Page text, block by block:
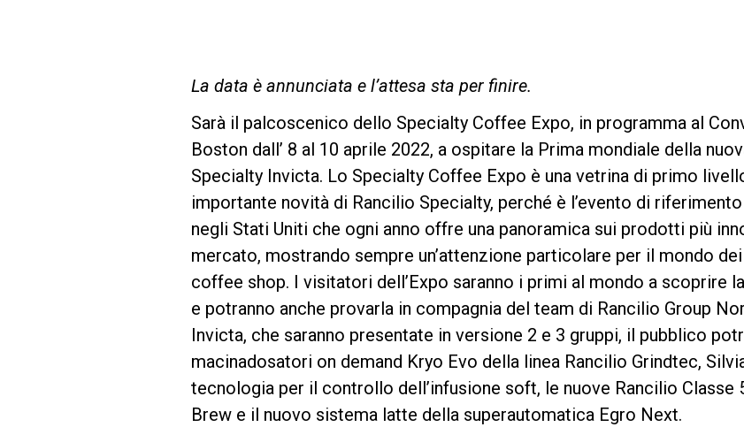
La data è annunciata e l’attesa sta per finire.
Sarà il palcoscenico dello Specialty Coffee Expo, in programma al
Boston dall’ 8 al 10 aprile 2022, a ospitare la Prima mondiale della
Specialty Invicta. Lo Specialty Coffee Expo è una vetrina di primo
importante novità di Rancilio Specialty, perché è l’evento di
negli Stati Uniti che ogni anno offre una panoramica sui prodotti più
mercato, mostrando sempre un’attenzione particolare per il mondo
coffee shop. I visitatori dell’Expo saranno i primi al mondo a scoprire
e potranno anche provarla in compagnia del team di Rancilio Group
Invicta, che saranno presentate in versione 2 e 3 gruppi, il pubblico
macinadosatori on demand Kryo Evo della linea Rancilio Grindtec,
tecnologia per il controllo dell’infusione soft, le nuove Rancilio Classe
Brew e il nuovo sistema latte della superautomatica Egro Next.
Privacy Policy